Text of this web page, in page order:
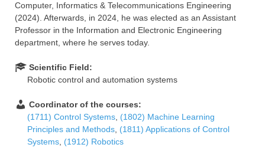
Computer, Informatics & Telecommunications Engineering
(2024). Afterwards, in 2024, he was elected as an Assistant
Professor in the Information and Electronic Engineering
department, where he serves today.
Scientific Field:
Robotic control and automation systems
Coordinator of the courses:
(1711) Control Systems (1802) Machine Learning
Principles and Methods (1811) Applications of Control
Systems (1912) Robotics